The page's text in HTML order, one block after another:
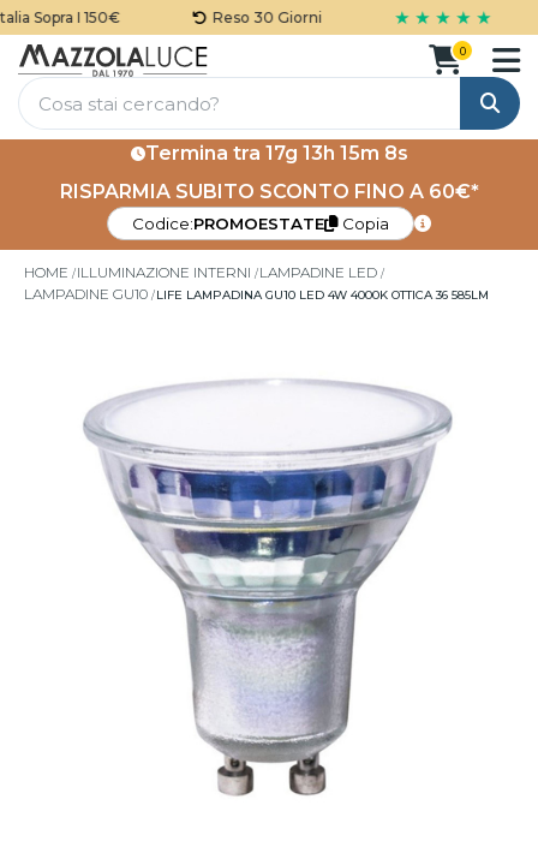
Sopra I 150€ Reso 30 Giorni ★ ★ ★ ★ ★
Cerca
0
Termina tra 17g 13h 15m 8s
RISPARMIA SUBITO SCONTO FINO A 60€*
Codice:PROMOESTATE Copia
HOME ILLUMINAZIONE INTERNI LAMPADINE LED
LAMPADINE GU10
LIFE LAMPADINA GU10 LED 4W 4000K OTTICA 36 585LM